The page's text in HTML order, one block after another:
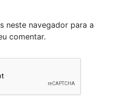
neste navegador para a
comentar.